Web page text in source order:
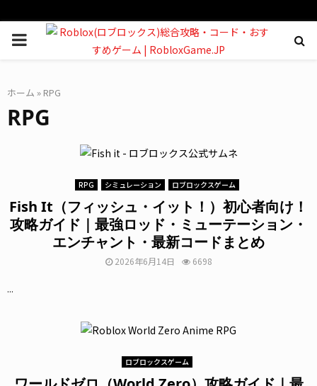
PRIMARY
ホーム » RPG
RPG
RPG シミュレーション ロブロックスゲーム
Fish It（フィッシュ・イット！）初心者向け！
攻略ガイド｜最強ロッド・ミューテーション・
エンチャント・最新コードまとめ
2026年6月14日 6698
...
ロブロックスゲーム